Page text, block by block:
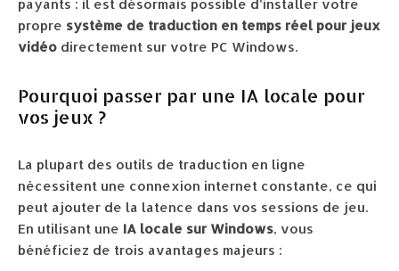
payants : il est désormais possible d’installer votre
propre système de traduction en temps réel pour jeux
vidéo directement sur votre PC Windows.
Pourquoi passer par une IA locale pour
vos jeux ?
La plupart des outils de traduction en ligne
nécessitent une connexion internet constante, ce qui
peut ajouter de la latence dans vos sessions de jeu.
En utilisant une IA locale sur Windows, vous
bénéficiez de trois avantages majeurs :